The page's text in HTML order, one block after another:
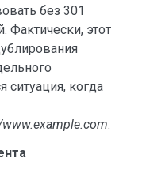
без 301
Фактически, этот
ситуация, когда
.